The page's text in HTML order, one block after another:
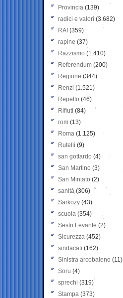
Provincia (139)
radici e valori (3.682)
RAI (359)
rapine (37)
Razzismo (1.410)
Referendum (200)
Regione (344)
Renzi (1.521)
Repetto (46)
Rifiuti (84)
rom (13)
Roma (1.125)
Rutelli (9)
san gottardo (4)
San Martino (3)
San Miniato (2)
sanità (306)
Sarkozy (43)
scuola (354)
Sestri Levante (2)
Sicurezza (452)
sindacati (162)
Sinistra arcobaleno (11)
Soru (4)
sprechi (319)
Stampa (373)